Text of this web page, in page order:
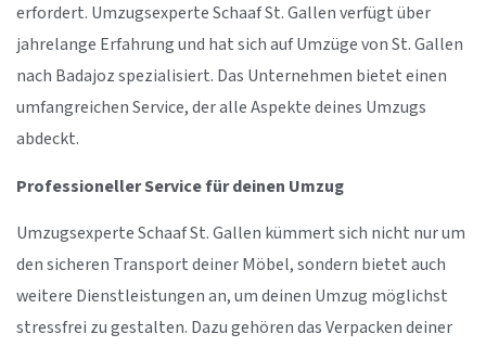
erfordert. Umzugsexperte Schaaf St. Gallen verfügt über
jahrelange Erfahrung und hat sich auf Umzüge von St. Gallen
nach Badajoz spezialisiert. Das Unternehmen bietet einen
umfangreichen Service, der alle Aspekte deines Umzugs
abdeckt.
Professioneller Service für deinen Umzug
Umzugsexperte Schaaf St. Gallen kümmert sich nicht nur um
den sicheren Transport deiner Möbel, sondern bietet auch
weitere Dienstleistungen an, um deinen Umzug möglichst
stressfrei zu gestalten. Dazu gehören das Verpacken deiner